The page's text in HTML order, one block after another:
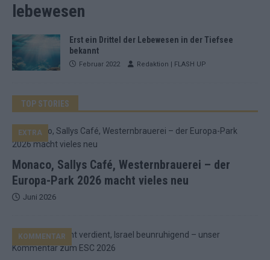
lebewesen
Erst ein Drittel der Lebewesen in der Tiefsee
bekannt
Februar 2022 Redaktion | FLASH UP
TOP STORIES
Monaco, Sallys Café, Westernbrauerei – der
Europa-Park 2026 macht vieles neu
EXTRA
Juni 2026
KOMMENTAR